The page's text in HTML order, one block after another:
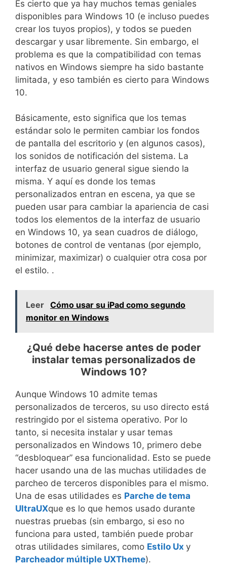
Es cierto que ya hay muchos temas geniales
disponibles para Windows 10 (e incluso puedes
crear los tuyos propios), y todos se pueden
descargar y usar libremente. Sin embargo, el
problema es que la compatibilidad con temas
nativos en Windows siempre ha sido bastante
limitada, y eso también es cierto para Windows
10.
Básicamente, esto significa que los temas
estándar solo le permiten cambiar los fondos
de pantalla del escritorio y (en algunos casos),
los sonidos de notificación del sistema. La
interfaz de usuario general sigue siendo la
misma. Y aquí es donde los temas
personalizados entran en escena, ya que se
pueden usar para cambiar la apariencia de casi
todos los elementos de la interfaz de usuario
en Windows 10, ya sean cuadros de diálogo,
botones de control de ventanas (por ejemplo,
minimizar, maximizar) o cualquier otra cosa por
el estilo. .
Leer Cómo usar su iPad como segundo
monitor en Windows
¿Qué debe hacerse antes de poder
instalar temas personalizados de
Windows 10?
Aunque Windows 10 admite temas
personalizados de terceros, su uso directo está
restringido por el sistema operativo. Por lo
tanto, si necesita instalar y usar temas
personalizados en Windows 10, primero debe
“desbloquear” esa funcionalidad. Esto se puede
hacer usando una de las muchas utilidades de
parcheo de terceros disponibles para el mismo.
Una de esas utilidades es Parche de tema
UltraUXque es lo que hemos usado durante
nuestras pruebas (sin embargo, si eso no
funciona para usted, también puede probar
otras utilidades similares, como Estilo Ux y
Parcheador múltiple UXTheme).